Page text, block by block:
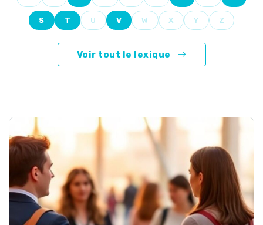
S T U V W X Y Z
Voir tout le lexique